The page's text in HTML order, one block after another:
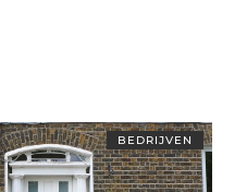
BEDRIJVEN